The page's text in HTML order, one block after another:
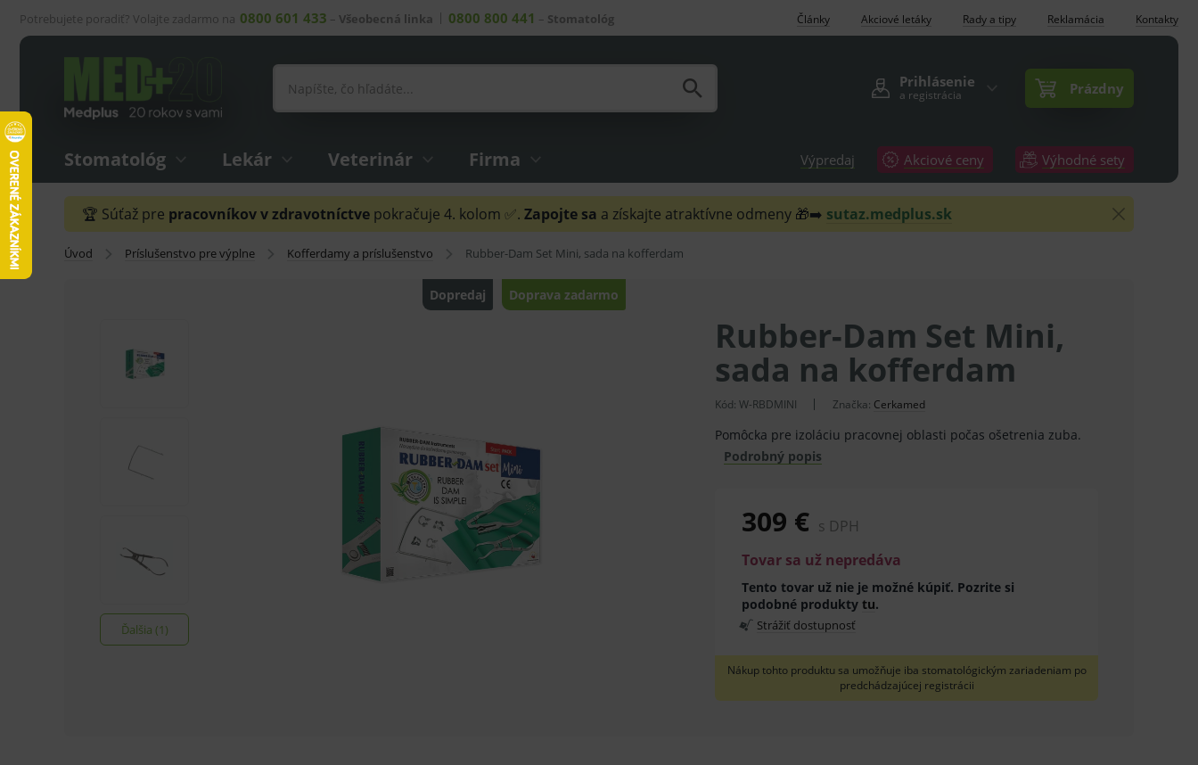
Potrebujete poradiť? Volajte zadarmo na 0800 601 433 – Všeobecná linka 0800 800 441 – Stomatológ Články Akciové letáky Rady a tipy Reklamácia Kontakty
Prihlásenie
a registrácia Prázdny
Stomatológ Lekár Veterinár Firma Výpredaj Akciové ceny Výhodné sety
🏆 Súťaž pre pracovníkov v zdravotníctve pokračuje 4. kolom ✅. Zapojte sa a získajte atraktívne odmeny 🎁➡️ sutaz.medplus.sk
Úvod Príslušenstvo pre výplne Kofferdamy a príslušenstvo Rubber-Dam Set Mini, sada na kofferdam
Ďalšia (1)
Dopredaj Doprava zadarmo
Rubber-Dam Set Mini,
sada na kofferdam
Kód: W-RBDMINI Značka: Cerkamed
Pomôcka pre izoláciu pracovnej oblasti počas ošetrenia zuba.
Podrobný popis
309 € s DPH
Tovar sa už nepredáva
Tento tovar už nie je možné kúpiť. Pozrite si
podobné produkty tu.
Strážiť dostupnosť
Nákup tohto produktu sa umožňuje iba stomatológickým zariadeniam po
predchádzajúcej registrácii